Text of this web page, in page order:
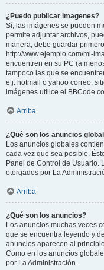
¿Puedo publicar imagenes?
Sí, las imágenes se pueden
permite adjuntar archivos,
manera, debe guardar
http://www.ejemplo.com/mi-
encuentren en su PC (a
tampoco las que se
e.j. hotmail o yahoo correo,
imágenes utilice el BBCode
Arriba
¿Qué son los anuncios
Los anuncios globales
cada vez que sea posible.
Panel de Control de Usuario.
otorgados por La
Arriba
¿Qué son los anuncios?
Los anuncios muchas veces
que se encuentra leyendo y
anuncios aparecen al
Como en los anuncios
por La Administración.